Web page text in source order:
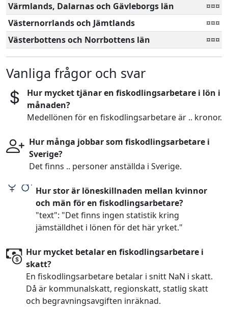
Värmlands, Dalarnas och Gävleborgs län
¤¤¤
Västernorrlands och Jämtlands
¤¤¤
Västerbottens och Norrbottens län
¤¤¤
Vanliga frågor och svar
Hur mycket tjänar en fiskodlingsarbetare i lön i
månaden?
Medellönen för en fiskodlingsarbetare är .. kronor.
Hur många jobbar som fiskodlingsarbetare i
Sverige?
Det finns .. personer anställda i Sverige.
Hur stor är löneskillnaden mellan kvinnor
och män för en fiskodlingsarbetare?
"text": "Det finns ingen statistik kring
jämställdhet i lönen för det här yrket."
Hur mycket betalar en fiskodlingsarbetare i
skatt?
En fiskodlingsarbetare betalar i snitt NaN i skatt.
Då är kommunalskatt, regionskatt, statlig skatt
och begravningsavgiften inräknad.